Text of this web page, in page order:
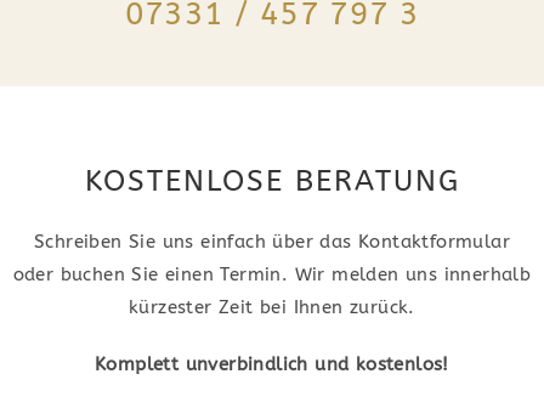
07331 / 457 797 3
KOSTENLOSE BERATUNG
Schreiben Sie uns einfach über das Kontaktformular
oder buchen Sie einen Termin. Wir melden uns innerhalb
kürzester Zeit bei Ihnen zurück.
Komplett unverbindlich und kostenlos!